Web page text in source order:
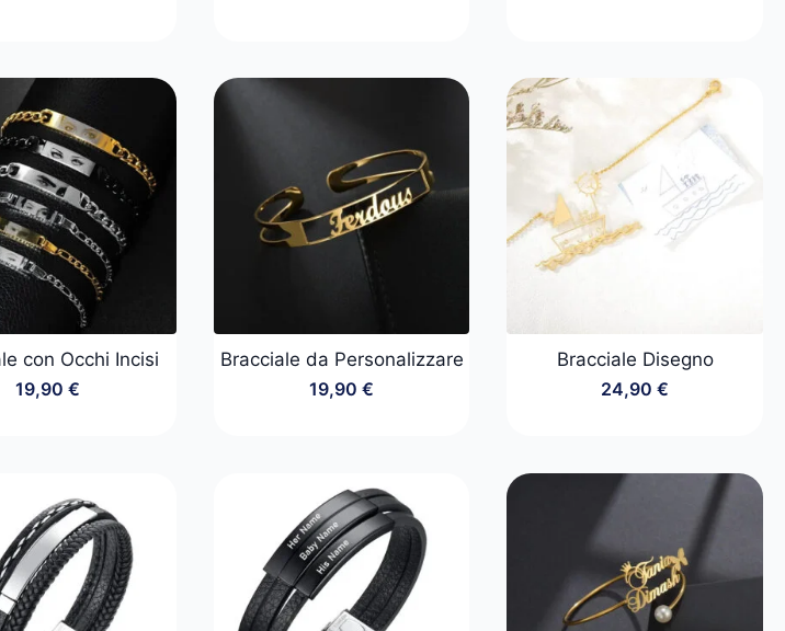
con Occhi Incisi
19,90€
Bracciale da Personalizzare
19,90€
Bracciale Disegno
24,90€